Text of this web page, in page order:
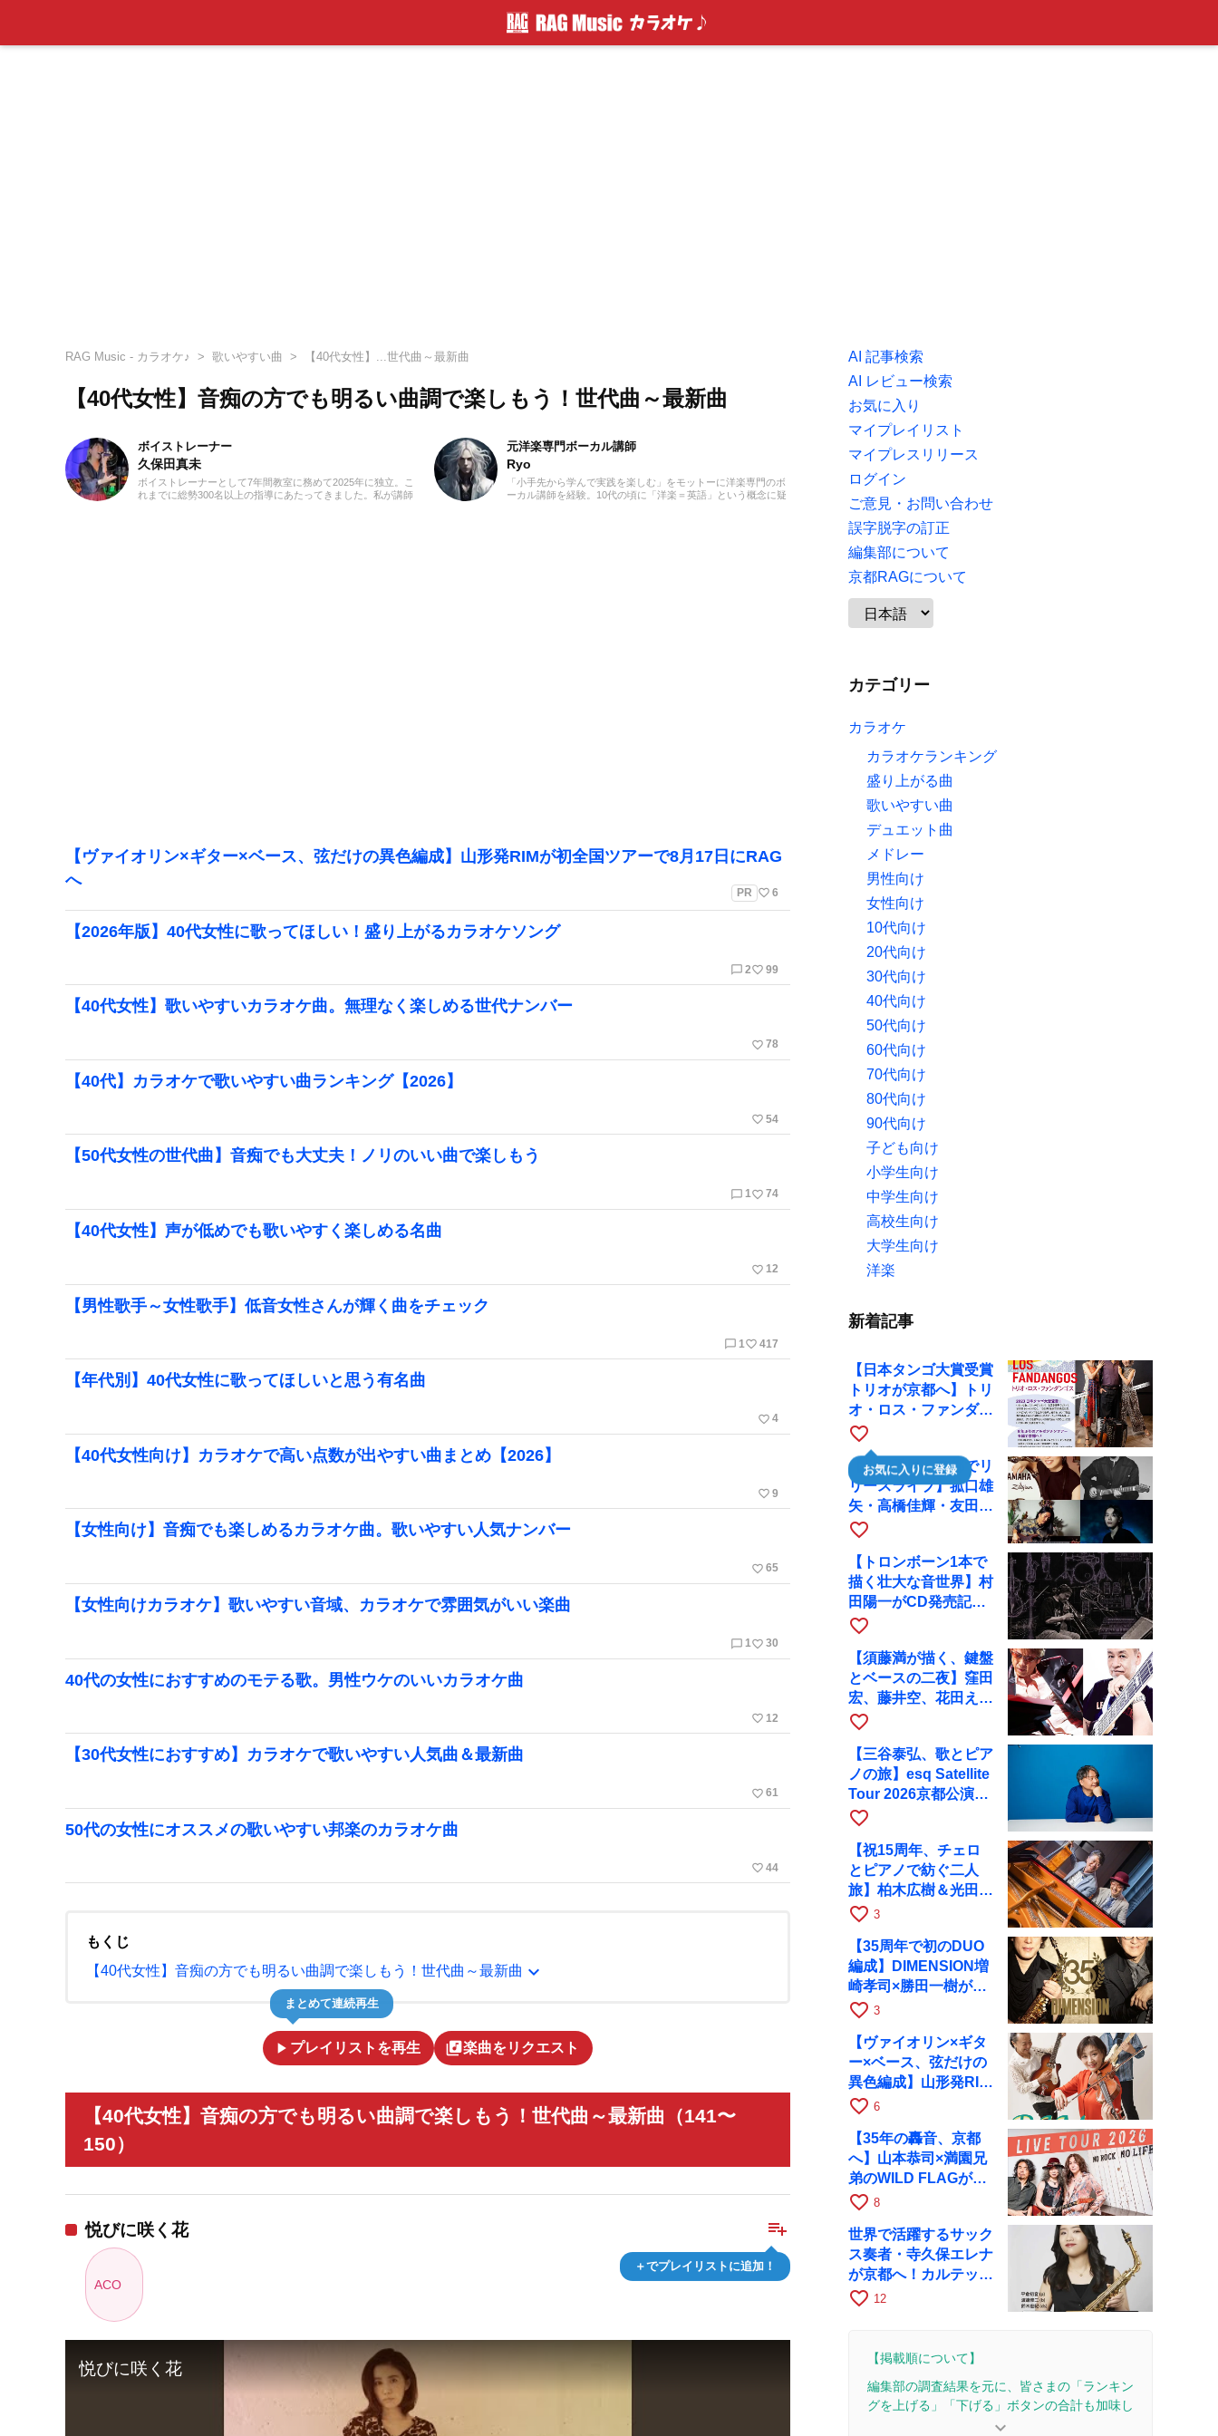
RAG Music - カラオケ♪ 歌いやすい曲 【40代女性】...世代曲～最新曲
【40代女性】音痴の方でも明るい曲調で楽しもう！世代曲～最新曲
ボイストレーナー
久保田真未
ボイストレーナーとして7年間教室に務めて2025年に独立。こ
れまでに総勢300名以上の指導にあたってきました。私が講師
元洋楽専門ボーカル講師
Ryo
「小手先から学んで実践を楽しむ」をモットーに洋楽専門のボ
ーカル講師を経験。10代の頃に「洋楽＝英語」という概念に疑
【ヴァイオリン×ギター×ベース、弦だけの異色編成】山形発RIMが初全国ツアーで8月17日にRAG
へ
PR favorite_border 6
【2026年版】40代女性に歌ってほしい！盛り上がるカラオケソング
chat_bubble_outline 2favorite_border 99
【40代女性】歌いやすいカラオケ曲。無理なく楽しめる世代ナンバー
favorite_border 78
【40代】カラオケで歌いやすい曲ランキング【2026】
favorite_border 54
【50代女性の世代曲】音痴でも大丈夫！ノリのいい曲で楽しもう
chat_bubble_outline 1favorite_border 74
【40代女性】声が低めでも歌いやすく楽しめる名曲
favorite_border 12
【男性歌手～女性歌手】低音女性さんが輝く曲をチェック
chat_bubble_outline 1 favorite_border 417
【年代別】40代女性に歌ってほしいと思う有名曲
favorite_border 4
【40代女性向け】カラオケで高い点数が出やすい曲まとめ【2026】
favorite_border 9
【女性向け】音痴でも楽しめるカラオケ曲。歌いやすい人気ナンバー
favorite_border 65
【女性向けカラオケ】歌いやすい音域、カラオケで雰囲気がいい楽曲
chat_bubble_outline 1 favorite_border 30
40代の女性におすすめのモテる歌。男性ウケのいいカラオケ曲
favorite_border 12
【30代女性におすすめ】カラオケで歌いやすい人気曲＆最新曲
favorite_border 61
50代の女性にオススメの歌いやすい邦楽のカラオケ曲
favorite_border 44
もくじ
【40代女性】音痴の方でも明るい曲調で楽しもう！世代曲～最新曲 expand_more
play_arrow プレイリストを再生
まとめて連続再生
library_music楽曲をリクエスト
【40代女性】音痴の方でも明るい曲調で楽しもう！世代曲～最新曲（141〜
150）
playlist_add
＋でプレイリストに追加！
悦びに咲く花
ACO
悦びに咲く花
AI 記事検索
AI レビュー検索
お気に入り
マイプレイリスト
マイプレスリリース
ログイン
ご意見・お問い合わせ
誤字脱字の訂正
編集部について
京都RAGについて
カテゴリー
カラオケ
カラオケランキング
盛り上がる曲
歌いやすい曲
デュエット曲
メドレー
男性向け
女性向け
10代向け
20代向け
30代向け
40代向け
50代向け
60代向け
70代向け
80代向け
90代向け
子ども向け
小学生向け
中学生向け
高校生向け
大学生向け
洋楽
新着記事
【日本タンゴ大賞受賞
トリオが京都へ】トリ
オ・ロス・ファンダン
ゴスが10月9日にRAG
で公演
favorite_border
お気に入りに登録
【川口千里、京都でリ
リースライブ】菰口雄
矢・高橋佳輝・友田ジ
ュンと9月28日にRAG
favorite_border
【トロンボーン1本で
描く壮大な音世界】村
田陽一がCD発売記念
ツアーで9月4日に京
favorite_border
【須藤満が描く、鍵盤
とベースの二夜】窪田
宏、藤井空、花田えみ
と京都RAGで共演
favorite_border
【三谷泰弘、歌とピア
ノの旅】esq Satellite
Tour 2026京都公演を
10月に開催
favorite_border
【祝15周年、チェロ
とピアノで紡ぐ二人
旅】柏木広樹＆光田健
一が11月12日に京都
favorite_border 3
【35周年で初のDUO
編成】DIMENSION増
崎孝司×勝田一樹が10
月11日に京都RAGへ
favorite_border 3
【ヴァイオリン×ギタ
ー×ベース、弦だけの
異色編成】山形発RIM
が初全国ツアーで8月
favorite_border 6
【35年の轟音、京都
へ】山本恭司×満園兄
弟のWILD FLAGが8
月6日にRAGでライブ
favorite_border 8
世界で活躍するサック
ス奏者・寺久保エレナ
が京都へ！カルテッ
ト・ツアー京都公演を
favorite_border 12
【掲載順について】
編集部の調査結果を元に、皆さまの「ランキン
グを上げる」「下げる」ボタンの合計も加味し
keyboard_arrow_down